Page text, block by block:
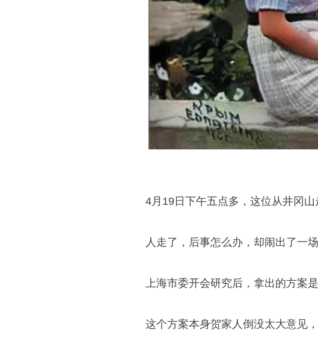
4月19日下午五点多，这位从井冈
人走了，后事怎么办，却闹出了一
上海市委开会研究后，拿出的方案
这个方案本身贺家人倒没太大意见